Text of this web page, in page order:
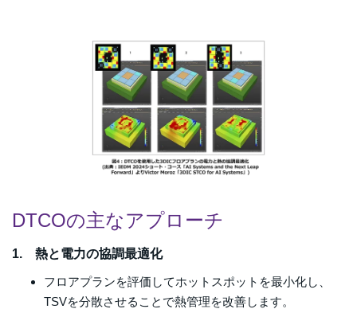
DTCOの主なアプローチ
1. 熱と電力の協調最適化
フロアプランを評価してホットスポットを最小化し、
TSVを分散させることで熱管理を改善します。